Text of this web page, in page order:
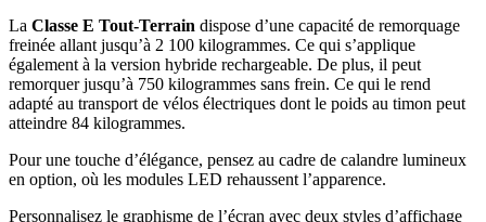
La Classe E Tout-Terrain dispose d’une capacité de remorquage
freinée allant jusqu’à 2 100 kilogrammes. Ce qui s’applique
également à la version hybride rechargeable. De plus, il peut
remorquer jusqu’à 750 kilogrammes sans frein. Ce qui le rend
adapté au transport de vélos électriques dont le poids au timon peut
atteindre 84 kilogrammes.
Pour une touche d’élégance, pensez au cadre de calandre lumineux
en option, où les modules LED rehaussent l’apparence.
Personnalisez le graphisme de l’écran avec deux styles d’affichage